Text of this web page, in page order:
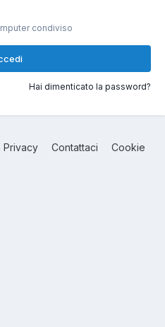
condiviso
Hai dimenticato la password?
Privacy Contattaci Cookie